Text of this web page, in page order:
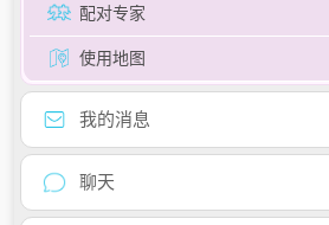
配对专家
使用地图
我的消息
聊天